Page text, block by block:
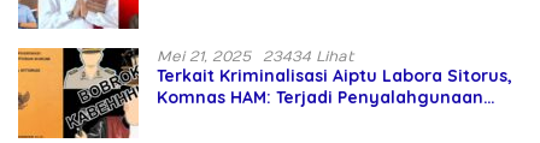
Mei 21, 2025 23434 Lihat
Terkait Kriminalisasi Aiptu Labora Sitorus,
Komnas HAM: Terjadi Penyalahgunaan